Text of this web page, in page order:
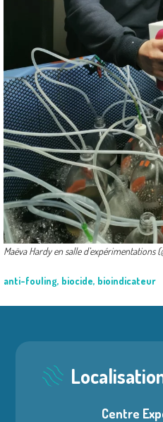
Maëva Hardy en salle d’expérimentations
anti-fouling, biocide, bioindicateur
Centre